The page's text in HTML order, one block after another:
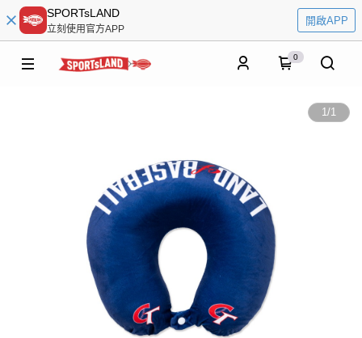
SPORTsLAND
立刻使用官方APP
開啟APP
0
1/1